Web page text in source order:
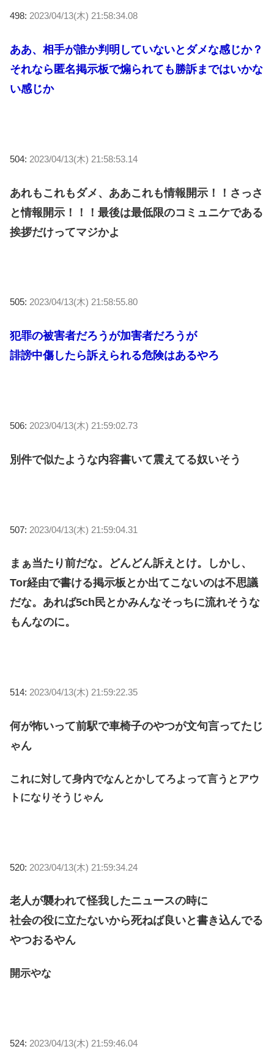
498: 2023/04/13(木) 21:58:34.08
ああ、相手が誰か判明していないとダメな感じか？
それなら匿名掲示板で煽られても勝訴まではいかな
い感じか
504: 2023/04/13(木) 21:58:53.14
あれもこれもダメ、ああこれも情報開示！！さっさ
と情報開示！！！最後は最低限のコミュニケである
挨拶だけってマジかよ
505: 2023/04/13(木) 21:58:55.80
犯罪の被害者だろうが加害者だろうが
誹謗中傷したら訴えられる危険はあるやろ
506: 2023/04/13(木) 21:59:02.73
別件で似たような内容書いて震えてる奴いそう
507: 2023/04/13(木) 21:59:04.31
まぁ当たり前だな。どんどん訴えとけ。しかし、
Tor経由で書ける掲示板とか出てこないのは不思議
だな。あれば5ch民とかみんなそっちに流れそうな
もんなのに。
514: 2023/04/13(木) 21:59:22.35
何が怖いって前駅で車椅子のやつが文句言ってたじ
ゃん
これに対して身内でなんとかしてろよって言うとアウ
トになりそうじゃん
520: 2023/04/13(木) 21:59:34.24
老人が襲われて怪我したニュースの時に
社会の役に立たないから死ねば良いと書き込んでる
やつおるやん
開示やな
524: 2023/04/13(木) 21:59:46.04